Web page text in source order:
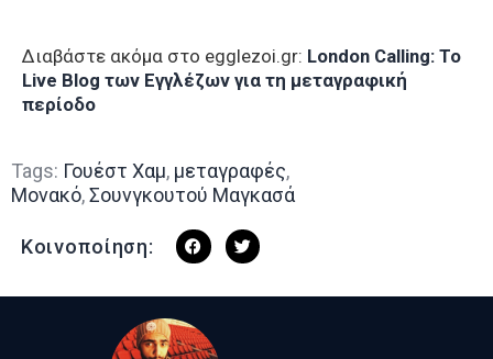
Διαβάστε ακόμα στο egglezoi.gr: London Calling: To
Live Blog των Εγγλέζων για τη μεταγραφική
περίοδο
Tags: Γουέστ Χαμ, μεταγραφές,
Μονακό,Σουνγκουτού Μαγκασά
Κοινοποίηση: